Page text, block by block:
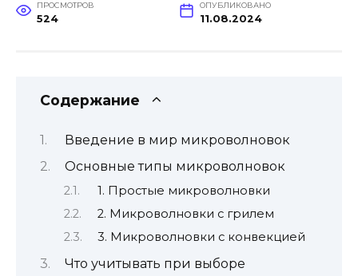
ПРОСМОТРОВ
524
ОПУБЛИКОВАНО
11.08.2024
Содержание
Введение в мир микроволновок
Основные типы микроволновок
1. Простые микроволновки
2. Микроволновки с грилем
3. Микроволновки с конвекцией
Что учитывать при выборе